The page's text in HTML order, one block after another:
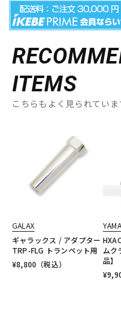
ITEMS
こちらもよく見られていま
GALAX
ギャラックス / アダプター
TRP-FLG トランペット用
¥8,800 （税込）
ムク
品】
¥